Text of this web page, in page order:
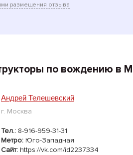
размещения отзыва
по вождению в
Андрей Телешевский
г. Москва
Тел.: 8-916-959-31-31
Метро: Юго-Западная
Сайт: https://vk.com/id2237334